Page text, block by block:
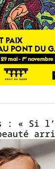
: « Si